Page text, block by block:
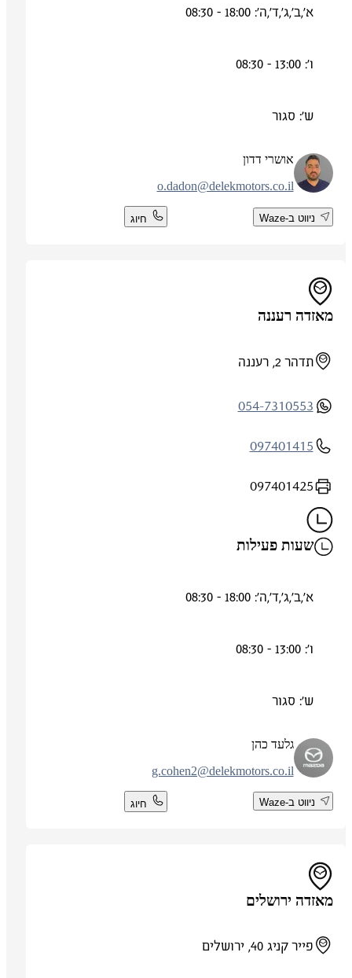
א',ב',ג',ד',ה': 18:00 - 08:30
ש': סגור
אושרי דדון
o.dadon@delekmotors.co.il
ניווט ב-Waze חיוג
מאזדה רעננה
תדהר 2, רעננה
054-7310553
097401415
097401425
שעות פעילות
א',ב',ג',ד',ה': 18:00 - 08:30
ש': סגור
גלעד כהן
g.cohen2@delekmotors.co.il
ניווט ב-Waze חיוג
מאזדה ירושלים
פייר קניג 40, ירושלים